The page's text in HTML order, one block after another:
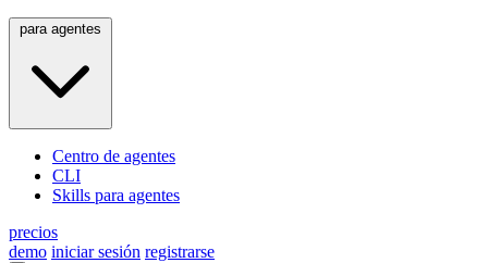
Centro de agentes
CLI
Skills para agentes
precios
demo iniciar sesión registrarse